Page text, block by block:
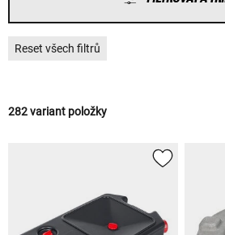
Reset všech filtrů
282 variant položky